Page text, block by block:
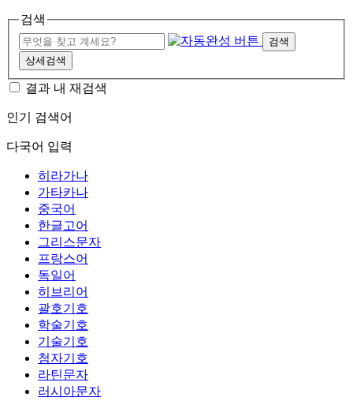
검색
검색
상세검색
결과 내 재검색
인기 검색어
다국어 입력
히라가나
가타카나
중국어
한글고어
그리스문자
프랑스어
독일어
히브리어
괄호기호
학술기호
기술기호
첨자기호
라틴문자
러시아문자